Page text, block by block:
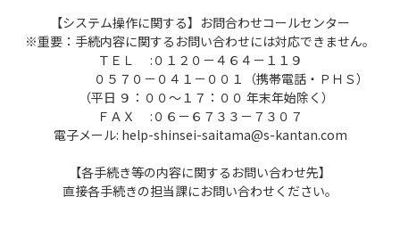
なします。
３ 利用者ＩＤ・パスワード等の登録・変更
及び削除
本システムを利用して申請・届出等手続を
い利用者登録を行うことができるものとしま
す。
【システム操作に関する】お問合わせコールセンター
※重要：手続内容に関するお問い合わせには対応できません。
ＴＥＬ :０１２０－４６４－１１９
０５７０－０４１－００１（携帯電話・ＰＨＳ）
（平日 ９：００～１７：００ 年末年始除く）
ＦＡＸ :０６－６７３３－７３０７
電子メール: help-shinsei-saitama@s-kantan.com
【各手続き等の内容に関するお問い合わせ先】
直接各手続きの担当課にお問い合わせください。